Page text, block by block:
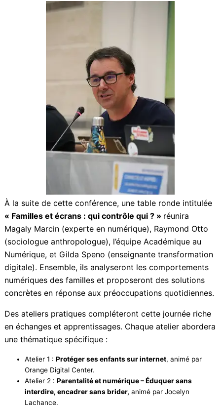
À la suite de cette conférence, une table ronde
intitulée« Familles et écrans : qui contrôle qui ? »
réunira Magaly Marcin (experte en numérique),
Raymond Otto (sociologue anthropologue), l’équipe
Académique au Numérique, et Gilda Speno
(enseignante transformation digitale). Ensemble, ils
analyseront les comportements numériques des
familles et proposeront des solutions concrètes en
réponse aux préoccupations quotidiennes.
Des ateliers pratiques compléteront cette journée
riche en échanges et apprentissages. Chaque atelier
abordera une thématique spécifique :